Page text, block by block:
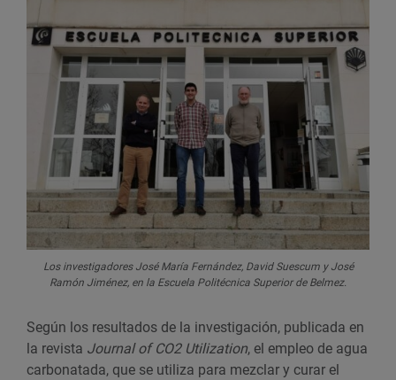
Los investigadores José María Fernández, David Suescum y José
Ramón Jiménez, en la Escuela Politécnica Superior de Belmez.
Según los resultados de la investigación, publicada en
la revista Journal of CO2 Utilization, el empleo de agua
carbonatada, que se utiliza para mezclar y curar el